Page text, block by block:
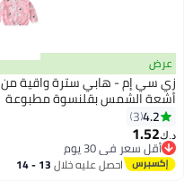
4
عرض
زي سي إم - هابي سترة واقية من
أشعة الشمس بقلنسوة مطبوعة
للأطفال / الأطفال ، حماية خفيفة
الوزن للأشعة فوق البنفسجية
مسامية
4.2
3
د.ك‏1.52
أقل سعر في 30 يوم
أقل سعر في 30 يوماحصل عليه خلال 13 - 14